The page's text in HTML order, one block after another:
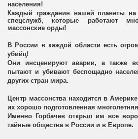
населения!
Каждый гражданин нашей планеты
спецслужб, которые работают
массонские орды!
В России в каждой области есть
убийц!
Они инсценируют аварии, а также
пытают и убивают беспощадно
других стран мира.
Центр массонства находится в
их хорошо подготовленная
Именно Горбачев открыл им все
тайные общества в России и в Европе.